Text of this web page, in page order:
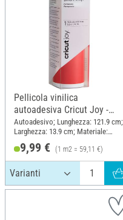
Pellicola vinilica
autoadesiva Cricut Joy -
Lucida "Smart Vinyl -
Permanente", 13,9 x 121,9
cm
Autoadesivo; Lunghezza: 121.9 cm;
Larghezza: 13.9 cm; Materiale:
9,99 € (1 m2 = 59,11 €)